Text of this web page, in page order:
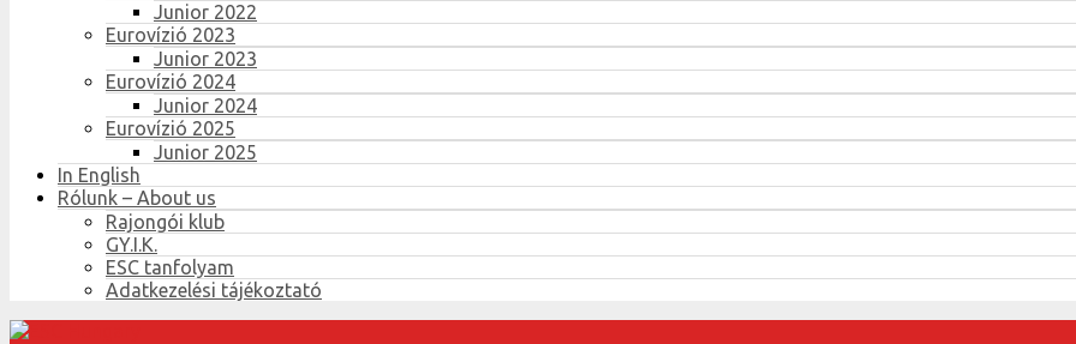
Junior 2022
Eurovízió 2023
Junior 2023
Eurovízió 2024
Junior 2024
Eurovízió 2025
Junior 2025
In English
Rólunk – About us
Rajongói klub
GY.I.K.
ESC tanfolyam
Adatkezelési tájékoztató